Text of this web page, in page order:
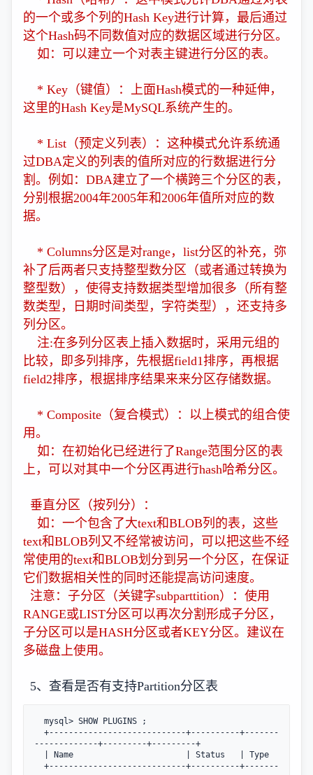
的一个或多个列的Hash Key进行计算，最后通过
这个Hash码不同数值对应的数据区域进行分区。
如：可以建立一个对表主键进行分区的表。
* Key（键值）：上面Hash模式的一种延伸，
这里的Hash Key是MySQL系统产生的。
* List（预定义列表）：这种模式允许系统通
过DBA定义的列表的值所对应的行数据进行分
割。例如：DBA建立了一个横跨三个分区的表，
分别根据2004年2005年和2006年值所对应的数
据。
* Columns分区是对range，list分区的补充，弥
补了后两者只支持整型数分区（或者通过转换为
整型数），使得支持数据类型增加很多（所有整
数类型，日期时间类型，字符类型），还支持多
列分区。
注:在多列分区表上插入数据时，采用元组的
比较，即多列排序，先根据field1排序，再根据
field2排序，根据排序结果来来分区存储数据。
* Composite（复合模式）：以上模式的组合使
用。
如：在初始化已经进行了Range范围分区的表
上，可以对其中一个分区再进行hash哈希分区。
垂直分区（按列分）：
如：一个包含了大text和BLOB列的表，这些
text和BLOB列又不经常被访问，可以把这些不经
常使用的text和BLOB划分到另一个分区，在保证
它们数据相关性的同时还能提高访问速度。
注意：子分区（关键字subparttition）：使用
RANGE或LIST分区可以再次分割形成子分区，
子分区可以是HASH分区或者KEY分区。建议在
多磁盘上使用。
5、查看是否有支持Partition分区表
mysql> SHOW PLUGINS ;
+----------------------------+----------+-------
-------------+---------+---------+
| Name                       | Status   | Type
+----------------------------+----------+-------